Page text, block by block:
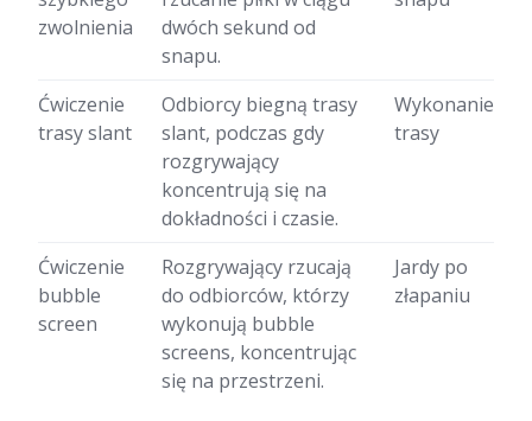
zwolnienia
dwóch sekund od
snapu.
Ćwiczenie
trasy slant
Odbiorcy biegną trasy
slant, podczas gdy
rozgrywający
koncentrują się na
dokładności i czasie.
Wykonanie
trasy
Ćwiczenie
bubble
screen
Rozgrywający rzucają
do odbiorców, którzy
wykonują bubble
screens, koncentrując
się na przestrzeni.
Jardy po
złapaniu